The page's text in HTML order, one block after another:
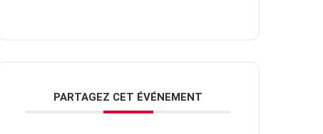
PARTAGEZ CET ÉVÉNEMENT